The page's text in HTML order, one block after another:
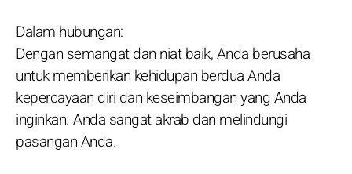
Dalam hubungan:
Dengan semangat dan niat baik, Anda berusaha
untuk memberikan kehidupan berdua Anda
kepercayaan diri dan keseimbangan yang Anda
inginkan. Anda sangat akrab dan melindungi
pasangan Anda.